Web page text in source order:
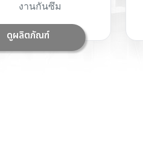
งานกันซึม
ดูผลิตภัณฑ์